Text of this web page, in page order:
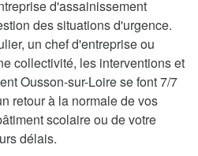
d'assainissement
des situations d'urgence.
un chef d'entreprise ou
collectivité, les interventions et
Ousson-sur-Loire se font 7/7
retour à la normale de vos
scolaire ou de votre
délais.